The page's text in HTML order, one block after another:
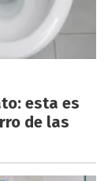
esta es
de las